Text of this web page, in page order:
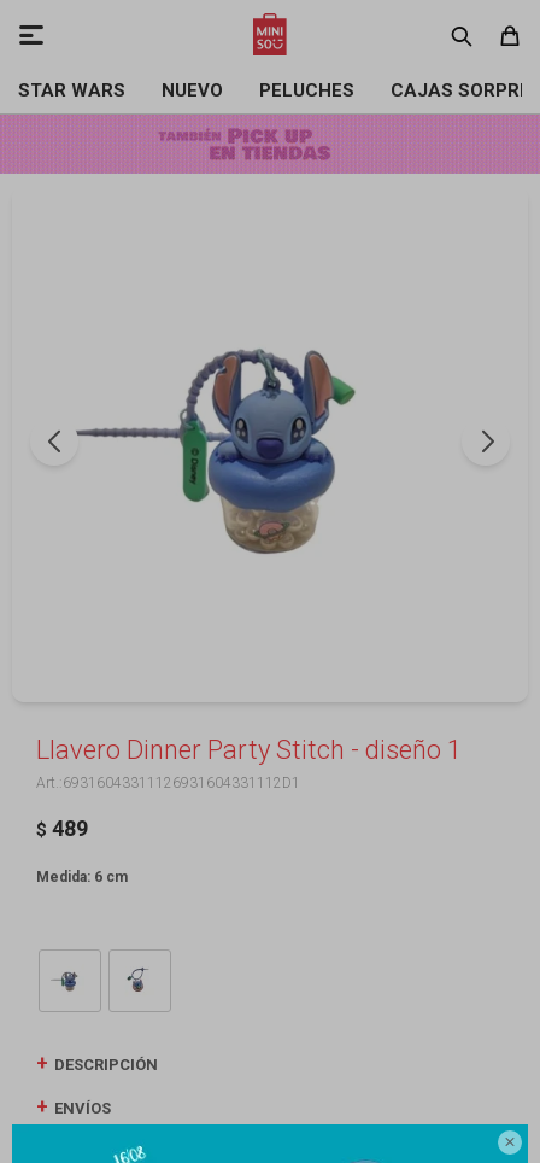

STAR WARS NUEVO PELUCHES CAJAS

Llavero Dinner Party Stitch - diseño 1
69316043311126931604331112D1
$ 489
Medida: 6 cm
DESCRIPCIÓN
ENVÍOS
CAMBIOS Y DEVOLUCIONES